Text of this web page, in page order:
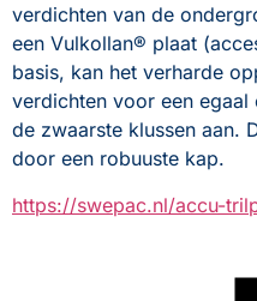
verdichten van de
een Vulkollan® plaat
basis, kan het verharde
verdichten voor een
de zwaarste klussen aan.
door een robuuste kap.
https://swepac.nl/accu-